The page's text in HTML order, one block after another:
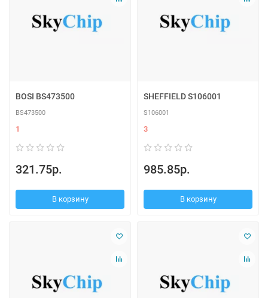
BOSI BS473500
BS473500
1
321.75р.
В корзину
SHEFFIELD S106001
S106001
3
985.85р.
В корзину